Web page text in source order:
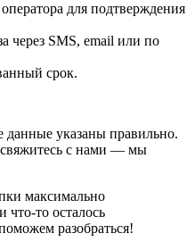
для подтверждения
через SMS, email или по
срок.
данные указаны правильно.
с нами — мы
максимально
то осталось
разобраться!